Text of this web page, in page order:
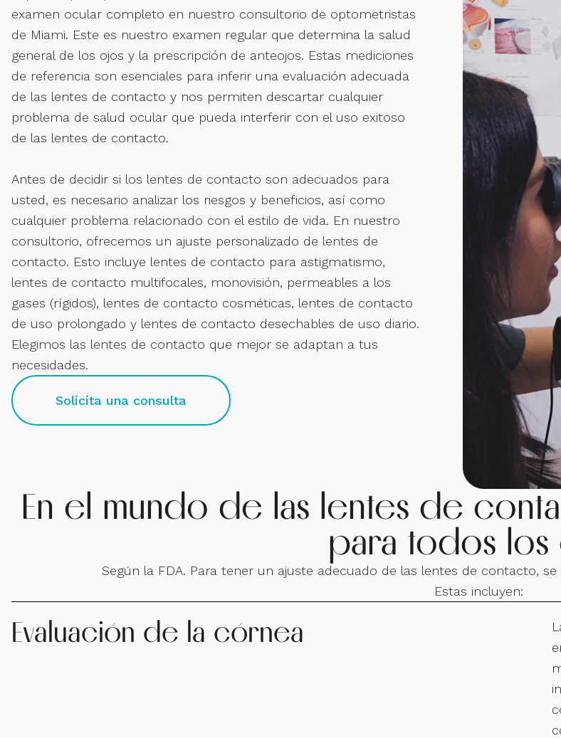
examen ocular completo en nuestro consultorio de optometristas
de Miami. Este es nuestro examen regular que determina la salud
general de los ojos y la prescripción de anteojos. Estas mediciones
de referencia son esenciales para inferir una evaluación adecuada
de las lentes de contacto y nos permiten descartar cualquier
problema de salud ocular que pueda interferir con el uso exitoso
de las lentes de contacto.
Antes de decidir si los lentes de contacto son adecuados para
usted, es necesario analizar los riesgos y beneficios, así como
cualquier problema relacionado con el estilo de vida. En nuestro
consultorio, ofrecemos un ajuste personalizado de lentes de
contacto. Esto incluye lentes de contacto para astigmatismo,
lentes de contacto multifocales, monovisión, permeables a los
gases (rígidos), lentes de contacto cosméticas, lentes de contacto
de uso prolongado y lentes de contacto desechables de uso diario.
Elegimos las lentes de contacto que mejor se adaptan a tus
necesidades.
Solicita una consulta
En el mundo de las lentes de
para todos los
Según la FDA. Para tener un ajuste adecuado de las lentes de contacto,
Estas incluyen:
Evaluación de la córnea